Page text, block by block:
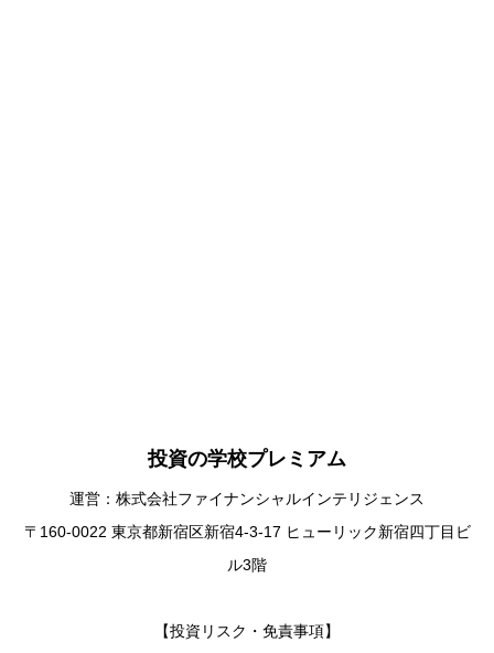
投資の学校プレミアム
運営：株式会社ファイナンシャルインテリジェンス
〒160-0022 東京都新宿区新宿4-3-17 ヒューリック新宿四丁目ビ
ル3階
【投資リスク・免責事項】